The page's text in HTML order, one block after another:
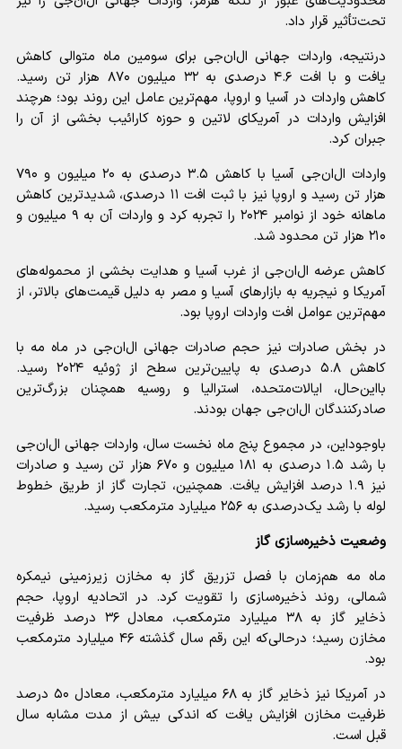
تحت‌تأثیر قرار داد.
درنتیجه، واردات جهانی ال‌ان‌جی برای سومین ماه متوالی کاهش
یافت و با افت ۴.۶ درصدی به ۳۲ میلیون ۸۷۰ هزار تن رسید.
کاهش واردات در آسیا و اروپا، مهم‌ترین عامل این روند بود؛ هرچند
افزایش واردات در آمریکای لاتین و حوزه کارائیب بخشی از آن را
جبران کرد.
واردات ال‌ان‌جی آسیا با کاهش ۳.۵ درصدی به ۲۰ میلیون و ۷۹۰
هزار تن رسید و اروپا نیز با ثبت افت ۱۱ درصدی، شدیدترین کاهش
ماهانه خود از نوامبر ۲۰۲۴ را تجربه کرد و واردات آن به ۹ میلیون و
۲۱۰ هزار تن محدود شد.
کاهش عرضه ال‌ان‌جی از غرب آسیا و هدایت بخشی از محموله‌های
آمریکا و نیجریه به بازار‌های آسیا و مصر به دلیل قیمت‌های بالاتر، از
مهم‌ترین عوامل افت واردات اروپا بود.
در بخش صادرات نیز حجم صادرات جهانی ال‌ان‌جی در ماه مه با
کاهش ۵.۸ درصدی به پایین‌ترین سطح از ژوئیه ۲۰۲۴ رسید.
بااین‌حال، ایالات‌متحده، استرالیا و روسیه همچنان بزرگ‌ترین
صادرکنندگان ال‌ان‌جی جهان بودند.
باوجوداین، در مجموع پنج ماه نخست سال، واردات جهانی ال‌ان‌جی
با رشد ۱.۵ درصدی به ۱۸۱ میلیون و ۶۷۰ هزار تن رسید و صادرات
نیز ۱.۹ درصد افزایش یافت. همچنین، تجارت گاز از طریق خطوط
لوله با رشد یک‌درصدی به ۲۵۶ میلیارد مترمکعب رسید.
وضعیت ذخیره‌سازی گاز
ماه مه هم‌زمان با فصل تزریق گاز به مخازن زیرزمینی نیمکره
شمالی، روند ذخیره‌سازی را تقویت کرد. در اتحادیه اروپا، حجم
ذخایر گاز به ۳۸ میلیارد مترمکعب، معادل ۳۶ درصد ظرفیت
مخازن رسید؛ درحالی‌که این رقم سال گذشته ۴۶ میلیارد مترمکعب
بود.
در آمریکا نیز ذخایر گاز به ۶۸ میلیارد مترمکعب، معادل ۵۰ درصد
ظرفیت مخازن افزایش یافت که اندکی بیش از مدت مشابه سال
قبل است.